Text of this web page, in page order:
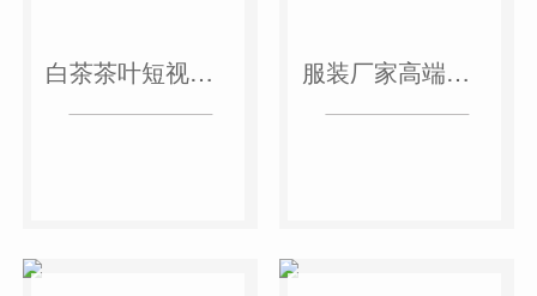
白茶茶叶短视频作品 服装厂家高端短视频作品